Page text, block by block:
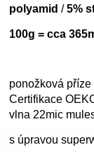
polyamid/5%
100g = cca
ponožková
Certifikace
vlna 22mic
s úpravou